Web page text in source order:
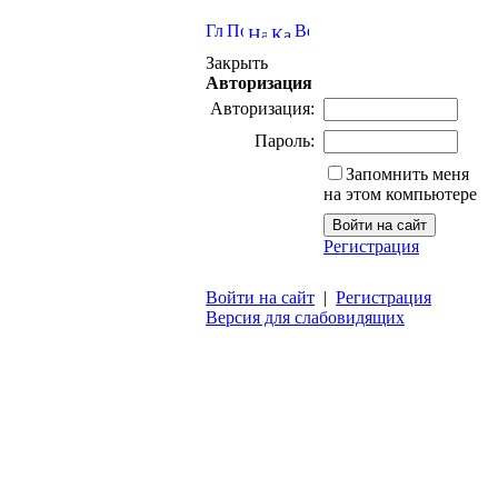
Закрыть
Авторизация
Авторизация:
Пароль:
Запомнить меня
на этом компьютере
Регистрация
Войти на сайт | Регистрация
Версия для слабовидящих